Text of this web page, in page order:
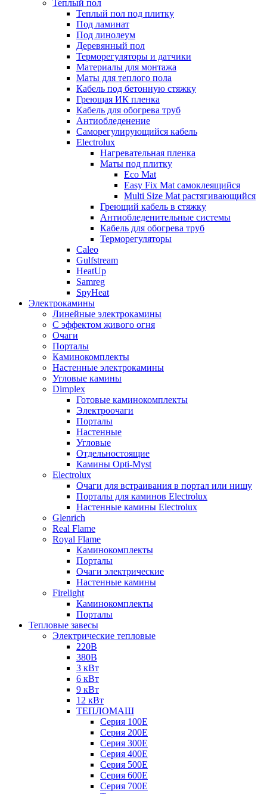
Теплый пол
Теплый пол под плитку
Под ламинат
Под линолеум
Деревянный пол
Терморегуляторы и датчики
Материалы для монтажа
Маты для теплого пола
Кабель под бетонную стяжку
Греющая ИК пленка
Кабель для обогрева труб
Антиобледенение
Саморегулирующийся кабель
Electrolux
Нагревательная пленка
Маты под плитку
Eco Mat
Easy Fix Mat самоклеящийся
Multi Size Mat растягивающийся
Греющий кабель в стяжку
Антиобледенительные системы
Кабель для обогрева труб
Терморегуляторы
Caleo
Gulfstream
HeatUp
Samreg
SpyHeat
Электрокамины
Линейные электрокамины
С эффектом живого огня
Очаги
Порталы
Каминокомплекты
Настенные электрокамины
Угловые камины
Dimplex
Готовые каминокомплекты
Электроочаги
Порталы
Настенные
Угловые
Отдельностоящие
Камины Opti-Myst
Electrolux
Очаги для встраивания в портал или нишу
Порталы для каминов Electrolux
Настенные камины Electrolux
Glenrich
Rеal Flame
Royal Flame
Каминокомплекты
Порталы
Очаги электрические
Настенные камины
Firelight
Каминокомплекты
Порталы
Тепловые завесы
Электрические тепловые
220В
380В
3 кВт
6 кВт
9 кВт
12 кВт
ТЕПЛОМАШ
Серия 100E
Серия 200E
Серия 300E
Серия 400E
Серия 500E
Серия 600E
Серия 700E